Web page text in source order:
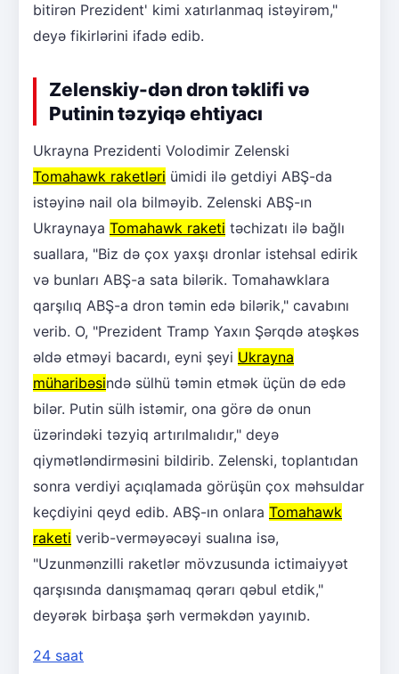
bitirən Prezident' kimi xatırlanmaq istəyirəm,"
deyə fikirlərini ifadə edib.
Zelenskiy-dən dron təklifi və
Putinin təzyiqə ehtiyacı
Ukrayna Prezidenti Volodimir Zelenski
Tomahawk raketləri ümidi ilə getdiyi ABŞ-da
istəyinə nail ola bilməyib. Zelenski ABŞ-ın
Ukraynaya Tomahawk raketi təchizatı ilə bağlı
suallara, "Biz də çox yaxşı dronlar istehsal edirik
və bunları ABŞ-a sata bilərik. Tomahawklara
qarşılıq ABŞ-a dron təmin edə bilərik," cavabını
verib. O, "Prezident Tramp Yaxın Şərqdə atəşkəs
əldə etməyi bacardı, eyni şeyi Ukrayna
müharibəsində sülhü təmin etmək üçün də edə
bilər. Putin sülh istəmir, ona görə də onun
üzərindəki təzyiq artırılmalıdır," deyə
qiymətləndirməsini bildirib. Zelenski, toplantıdan
sonra verdiyi açıqlamada görüşün çox məhsuldar
keçdiyini qeyd edib. ABŞ-ın onlara Tomahawk
raketi verib-verməyəcəyi sualına isə,
"Uzunmənzilli raketlər mövzusunda ictimaiyyət
qarşısında danışmamaq qərarı qəbul etdik,"
deyərək birbaşa şərh verməkdən yayınıb.
24 saat